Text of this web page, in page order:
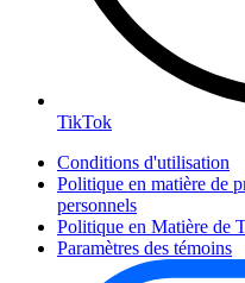
TikTok
Conditions d'utilisation
Politique en matière de
personnels
Politique en Matière de
Paramètres des témoins